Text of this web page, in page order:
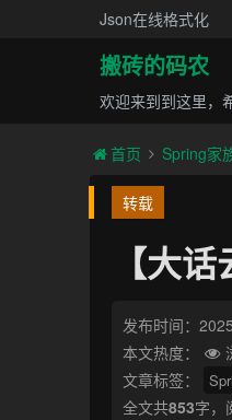
Json在线格式化
搬砖的码农
欢迎来到到这里，
首页 Spring家
转载
【大
发布时间：
本文热度：
文章标签：
全文共853字，